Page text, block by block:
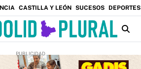
CASTILLA Y LEÓN SUCESOS DEPORTES